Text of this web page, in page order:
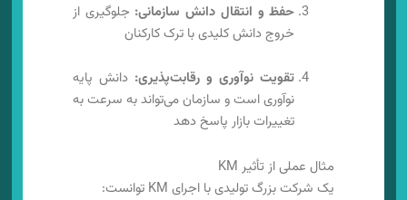
حفظ و انتقال دانش سازمانی: جلوگیری از
خروج دانش کلیدی با ترک کارکنان
تقویت نوآوری و رقابت‌پذیری: دانش پایه
نوآوری است و سازمان می‌تواند به سرعت به
تغییرات بازار پاسخ دهد
مثال عملی از تأثیر KM
یک شرکت بزرگ تولیدی با اجرای KM توانست: